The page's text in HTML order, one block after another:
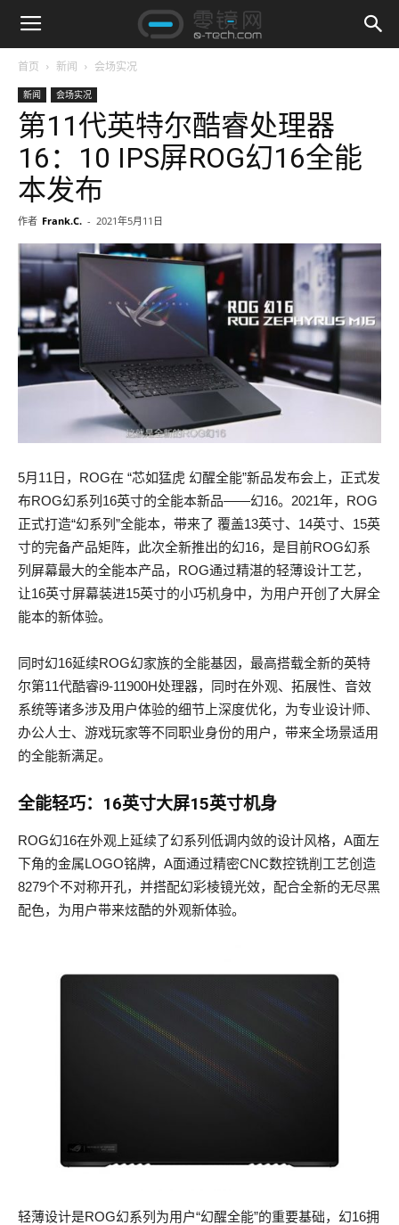
首页 新闻 会场实况
新闻 会场实况
第11代英特尔酷睿处理器
16：10 IPS屏ROG幻16全能
本发布
作者 Frank.C. - 2021年5月11日
5月11日，ROG在 “芯如猛虎 幻醒全能”新品发布会上，正式发
布ROG幻系列16英寸的全能本新品——幻16。2021年，ROG
正式打造“幻系列”全能本，带来了 覆盖13英寸、14英寸、15英
寸的完备产品矩阵，此次全新推出的幻16，是目前ROG幻系
列屏幕最大的全能本产品，ROG通过精湛的轻薄设计工艺，
让16英寸屏幕装进15英寸的小巧机身中，为用户开创了大屏全
能本的新体验。
同时幻16延续ROG幻家族的全能基因，最高搭载全新的英特
尔第11代酷睿i9-11900H处理器，同时在外观、拓展性、音效
系统等诸多涉及用户体验的细节上深度优化，为专业设计师、
办公人士、游戏玩家等不同职业身份的用户，带来全场景适用
的全能新满足。
全能轻巧：16英寸大屏15英寸机身
ROG幻16在外观上延续了幻系列低调内敛的设计风格，A面左
下角的金属LOGO铭牌，A面通过精密CNC数控铣削工艺创造
8279个不对称开孔，并搭配幻彩棱镜光效，配合全新的无尽黑
配色，为用户带来炫酷的外观新体验。
轻薄设计是ROG幻系列为用户“幻醒全能”的重要基础，幻16拥